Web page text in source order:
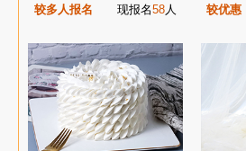
较多人报名 现报名58人 较优惠